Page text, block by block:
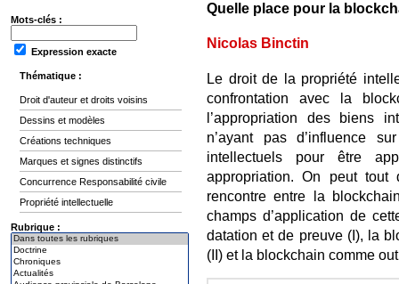
Mots-clés :
Expression exacte
Thématique :
Droit d'auteur et droits voisins
Dessins et modèles
Créations techniques
Marques et signes distinctifs
Concurrence Responsabilité civile
Propriété intellectuelle
Rubrique :
Quelle place pour la
Nicolas Binctin
Le droit de la propriété
confrontation avec la
l’appropriation des biens
n’ayant pas d’influence
intellectuels pour être
appropriation. On peut
rencontre entre la
champs d’application de
datation et de preuve (I), la
(II) et la blockchain comme